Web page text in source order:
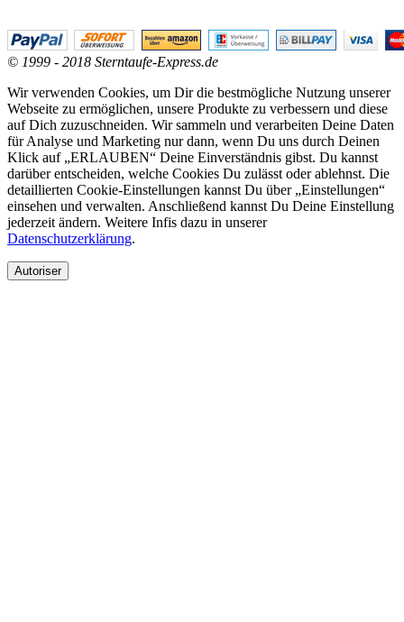
© 1999 - 2018 Sterntaufe-Express.de
Wir verwenden Cookies, um Dir die bestmögliche Nutzung unserer
Webseite zu ermöglichen, unsere Produkte zu verbessern und diese
auf Dich zuzuschneiden. Wir sammeln und verarbeiten Deine Daten
für Analyse und Marketing nur dann, wenn Du uns durch Deinen
Klick auf „ERLAUBEN“ Deine Einverständnis gibst. Du kannst
darüber entscheiden, welche Cookies Du zulässt oder ablehnst. Die
detaillierten Cookie-Einstellungen kannst Du über „Einstellungen“
einsehen und verwalten. Anschließend kannst Du Deine Einstellung
jederzeit ändern. Weitere Infis dazu in unserer
Datenschutzerklärung.
Autoriser